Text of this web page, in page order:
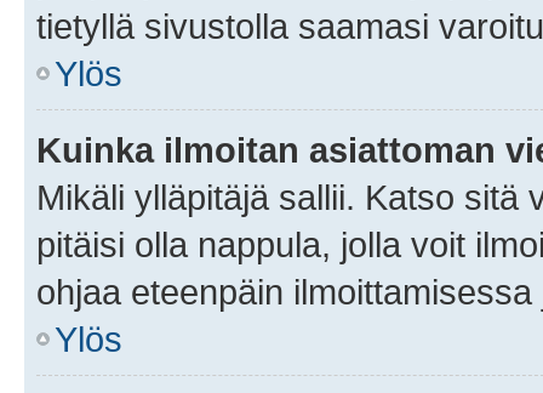
tietyllä sivustolla saamasi
Ylös
Kuinka ilmoitan asiattoman
Mikäli ylläpitäjä sallii. Katso sitä
pitäisi olla nappula, jolla voit
ohjaa eteenpäin
Ylös